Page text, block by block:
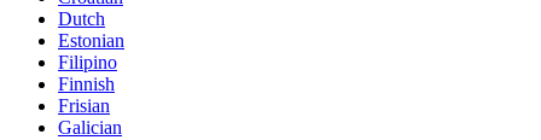
Dutch
Estonian
Filipino
Finnish
Frisian
Galician